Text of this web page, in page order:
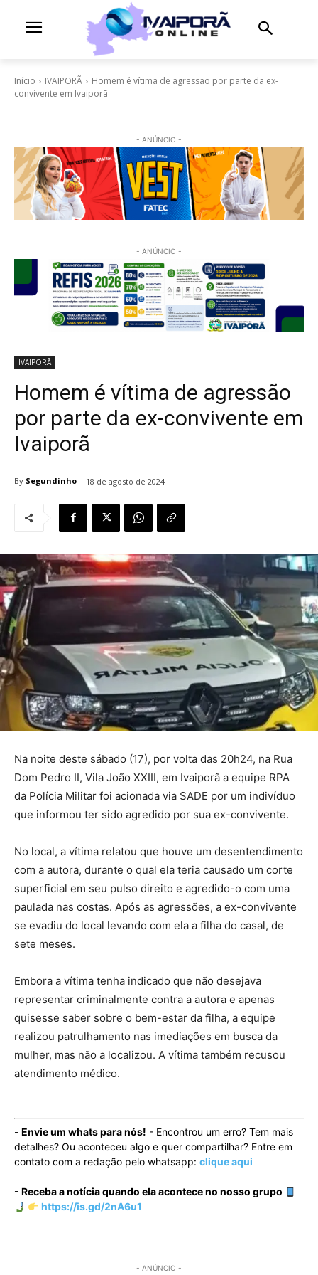
Início IVAIPORÃ
Homem é vítima de agressão por parte da ex-
convivente em Ivaiporã
- ANÚNCIO -
- ANÚNCIO -
IVAIPORÃ
Homem é vítima de agressão
por parte da ex-convivente em
Ivaiporã
By Segundinho 18 de agosto de 2024
Na noite deste sábado (17), por volta das 20h24, na Rua
Dom Pedro II, Vila João XXIII, em Ivaiporã a equipe RPA
da Polícia Militar foi acionada via SADE por um indivíduo
que informou ter sido agredido por sua ex-convivente.
No local, a vítima relatou que houve um desentendimento
com a autora, durante o qual ela teria causado um corte
superficial em seu pulso direito e agredido-o com uma
paulada nas costas. Após as agressões, a ex-convivente
se evadiu do local levando com ela a filha do casal, de
sete meses.
Embora a vítima tenha indicado que não desejava
representar criminalmente contra a autora e apenas
quisesse saber sobre o bem-estar da filha, a equipe
realizou patrulhamento nas imediações em busca da
mulher, mas não a localizou. A vítima também recusou
atendimento médico.
- Envie um whats para nós! - Encontrou um erro? Tem mais
detalhes? Ou aconteceu algo e quer compartilhar? Entre em
contato com a redação pelo whatsapp: clique aqui
- Receba a notícia quando ela acontece no nosso grupo
https://is.gd/2nA6u1
- ANÚNCIO -